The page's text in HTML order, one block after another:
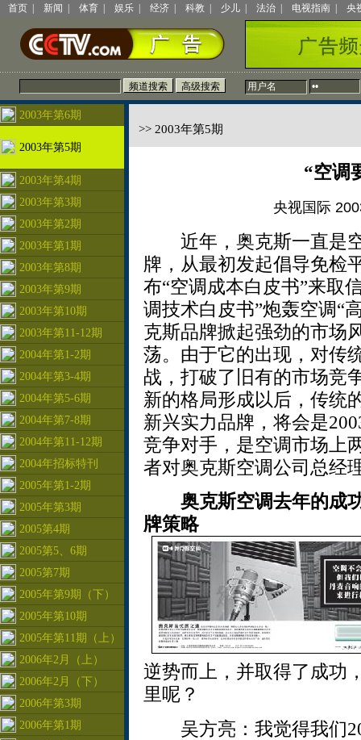
首页 新闻 体育 娱乐 经济 科教 少儿 法治 电视指南 央
2003年第6期
2003年第5期
2003年第4期
2003年第3期
2003年第2期
2003年第1期
2003年第8期
2003年第9期
2003年第10期
2003年第11-12期
2004年第1-2期
2004年第3-4期
2004年第5-6期
2004年第7-8期
2004年第11-12期
2004年招标特刊
2005年第1-2期
2005年第3期
2005第4期
2005第5、6期
2005第7期
2005年第9期（下）
2005年第10期
2005年第11期（上）
2006年2月（上）
2006年2月（下）
2006年第3期
2006年第1期
>> 2003年第5期
“空调
央视国际
近年，奥克斯一直是空
牌，从最初发起倡导免检
布“空调成本白皮书”来取
调技术白皮书”炮轰空调“
克斯品牌掀起强劲的市场
荡。由于它的出现，对传
战，打破了旧有的市场竞
新的格局形成以后，传统
新兴实力品牌，将会是
竞争对手，是空调市场上
者对奥克斯空调公司总经
奥克斯空调去年的成
牌策略
逆势而上，并取得了成功
里呢？
吴方亮：我觉得我们